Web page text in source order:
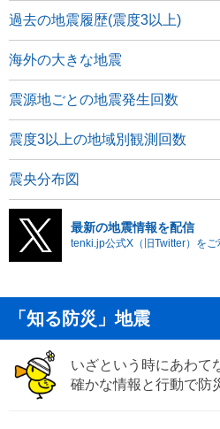
過去の地震履歴(震度3以上)
海外の大きな地震
震源地ごとの地震発生回数
震度3以上の地域別観測回数
震央分布図
最新の地震情報を配信
tenki.jp公式X（旧Twitter）をご
「知る防災」地震
いざという時にあわて
確かな情報と行動で防